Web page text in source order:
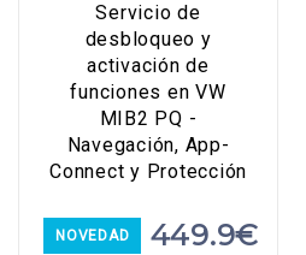
NOVEDAD
Servicio de
desbloqueo y
activación de
funciones en VW
MIB2 PQ -
Navegación, App-
Connect y Protección
449.9€